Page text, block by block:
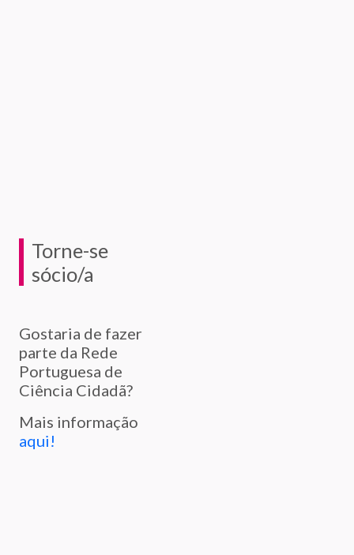
Torne-se
sócio/a
Gostaria de fazer
parte da Rede
Portuguesa de
Ciência Cidadã?
Mais informação
aqui!